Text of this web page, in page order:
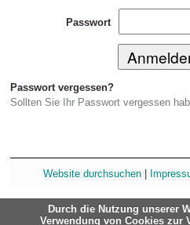
Passwort
Passwort vergessen?
Sollten Sie Ihr Passwort vergessen
Website durchsuchen |
Durch die Nutzung unserer
Verwendung von Cookies zur